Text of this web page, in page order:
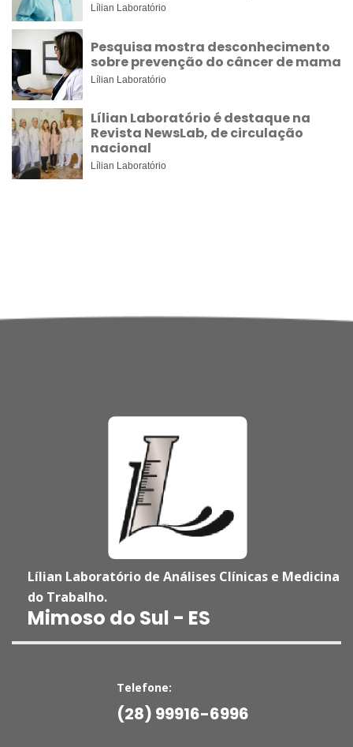
Lílian Laboratório
Pesquisa mostra desconhecimento
sobre prevenção do câncer de mama
Lílian Laboratório
Lílian Laboratório é destaque na
Revista NewsLab, de circulação
nacional
Lílian Laboratório
Lílian Laboratório de Análises Clínicas e Medicina
do Trabalho.
Mimoso do Sul - ES
Telefone:
(28) 99916-6996